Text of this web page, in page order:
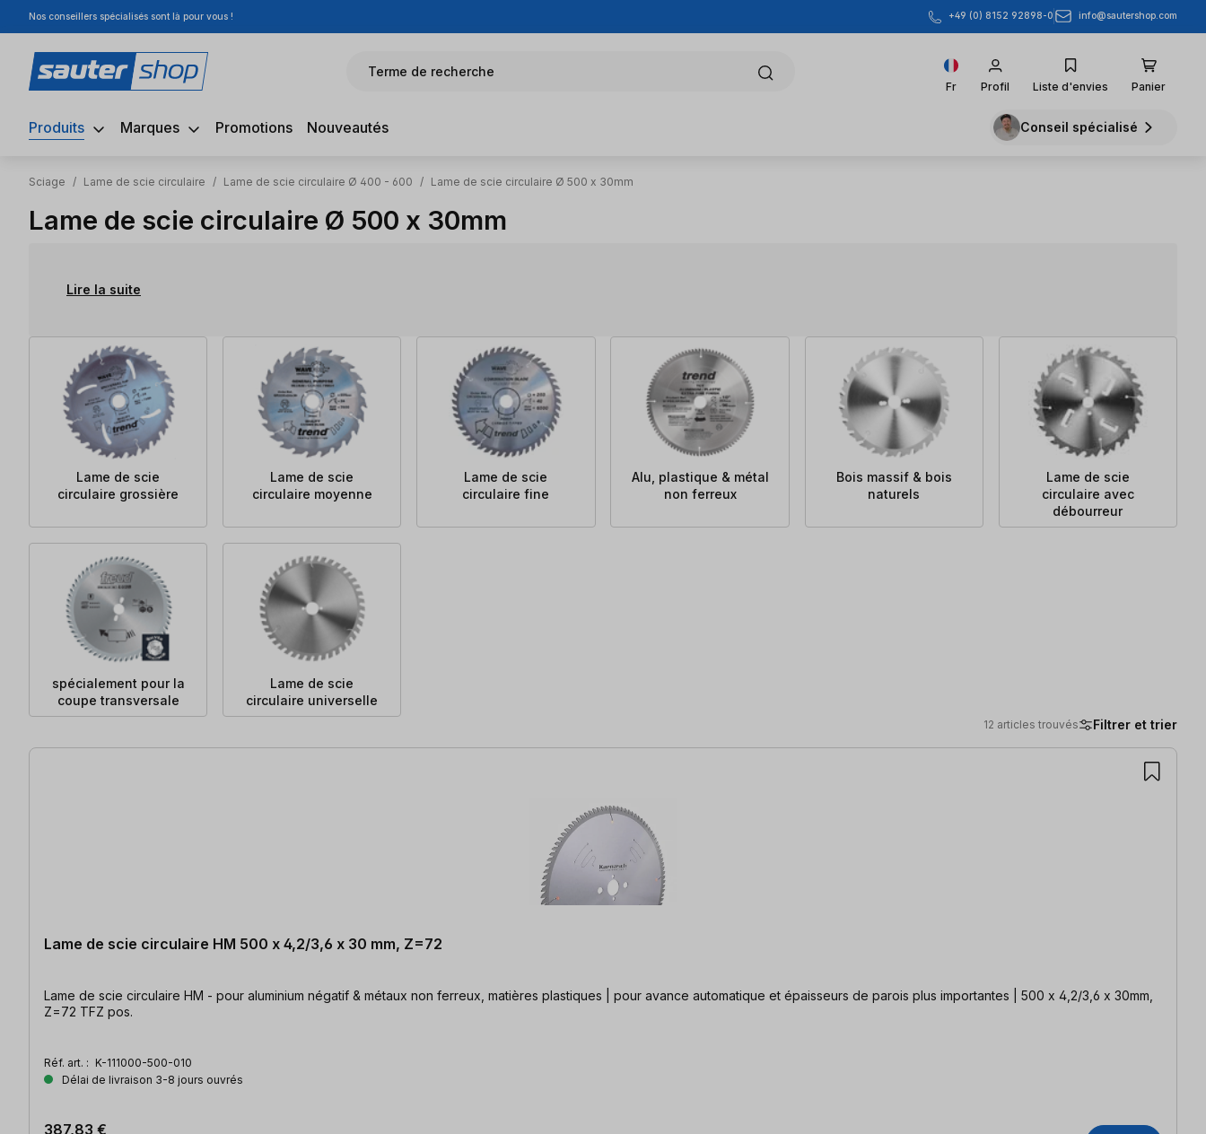
au contenu principal
Passer à la recherche
Passer à la navigation principale
Nos conseillers spécialisés sont là pour vous ! +49 (0) 8152 92898-0 info@sautershop.com
Terme de recherche
Fr Profil Liste d'envies Panier
Produits Marques Promotions Nouveautés Conseil spécialisé
Sciage / Lame de scie circulaire / Lame de scie circulaire Ø 400 - 600 / Lame de scie circulaire Ø 500 x 30mm
Lame de scie circulaire Ø 500 x 30mm
Lire la suite
Lame de scie
circulaire grossière
Lame de scie
circulaire moyenne
Lame de scie
circulaire fine
Alu, plastique & métal
non ferreux
Bois massif & bois
naturels
Lame de scie
circulaire avec
débourreur
spécialement pour la
coupe transversale
Lame de scie
circulaire universelle
12 articles trouvés Filtrer et trier
12 articles trouvés
Lame de scie circulaire HM 500 x 4,2/3,6 x 30 mm, Z=72
Lame de scie circulaire HM - pour aluminium négatif & métaux non ferreux, matières plastiques | pour avance automatique et épaisseurs de parois plus importantes | 500 x 4,2/3,6 x 30mm,
Z=72 TFZ pos.
Réf. art. : K-111000-500-010
Délai de livraison 3-8 jours ouvrés
387,83 €